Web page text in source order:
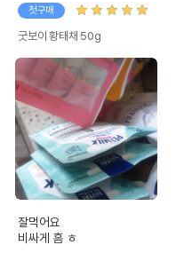
첫구매
굿보이 황태채 50g
잘먹어요
비싸게 흠 ㅎ